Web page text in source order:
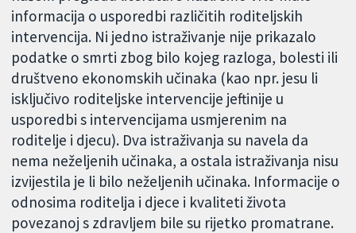
informacija o usporedbi različitih roditeljskih
intervencija. Ni jedno istraživanje nije prikazalo
podatke o smrti zbog bilo kojeg razloga, bolesti ili
društveno ekonomskih učinaka (kao npr. jesu li
isključivo roditeljske intervencije jeftinije u
usporedbi s intervencijama usmjerenim na
roditelje i djecu). Dva istraživanja su navela da
nema neželjenih učinaka, a ostala istraživanja nisu
izvijestila je li bilo neželjenih učinaka. Informacije o
odnosima roditelja i djece i kvaliteti života
povezanoj s zdravljem bile su rijetko promatrane.